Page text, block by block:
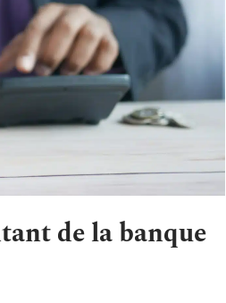
de la banque